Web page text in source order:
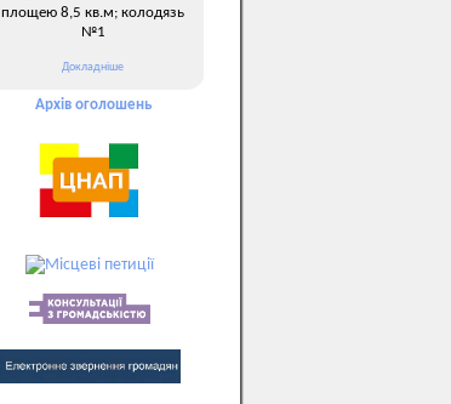
площею 8,5 кв.м; колодязь
№1
Докладніше
Архів оголошень